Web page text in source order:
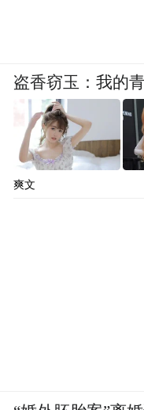
盗香窃玉：我的
爽文